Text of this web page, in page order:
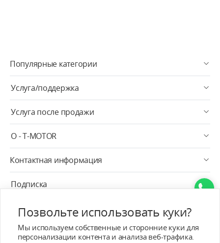
Популярные категории
Услуга/поддержка
Услуга после продажи
О - T-MOTOR
Контактная информация
Подписка
Pусский
Позвольте использовать куки?
Мы используем собственные и сторонние куки для
персонализации контента и анализа веб-трафика.